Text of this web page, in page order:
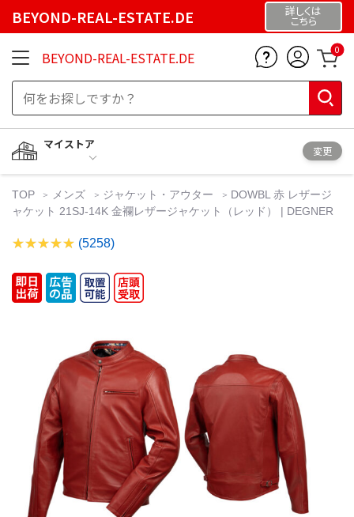
BEYOND-REAL-ESTATE.DE 詳しくは
こちら
BEYOND-REAL-ESTATE.DE 0
マイストア
変更
TOP メンズ ジャケット・アウター
DOWBL 赤 レザージ
ャケット 21SJ-14K 金襴レザージャケット（レッド） | DEGNER
(5258)